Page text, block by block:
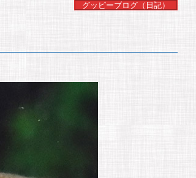
グッピーブログ（日記）